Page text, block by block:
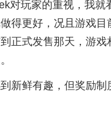
对玩家的重视，我就
得更好，况且游戏目
正式发售那天，游戏
新鲜有趣，但奖励制